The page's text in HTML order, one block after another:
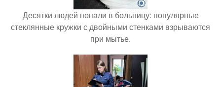
Десятки людей попали в больницу: популярные
стеклянные кружки с двойными стенками взрываются
при мытье.